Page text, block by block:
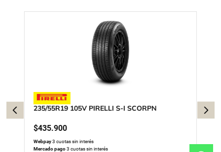
235/55R19 105V PIRELLI S-I SCORPN
$435.900
Webpay3 cuotas sin interés
Mercado pago3 cuotas sin interés